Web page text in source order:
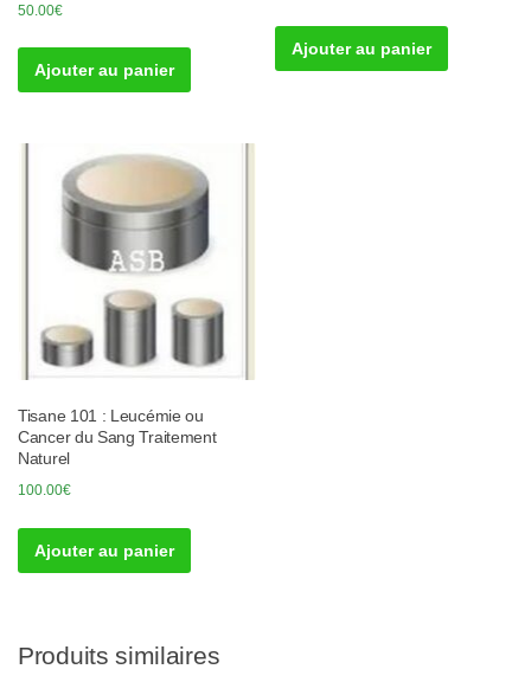
50.00€
Ajouter au panier
Ajouter au panier
Tisane 101 : Leucémie ou
Cancer du Sang Traitement
Naturel
100.00€
Ajouter au panier
Produits similaires